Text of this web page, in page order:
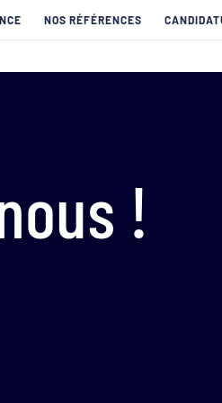
NOS RÉFÉRENCES
!